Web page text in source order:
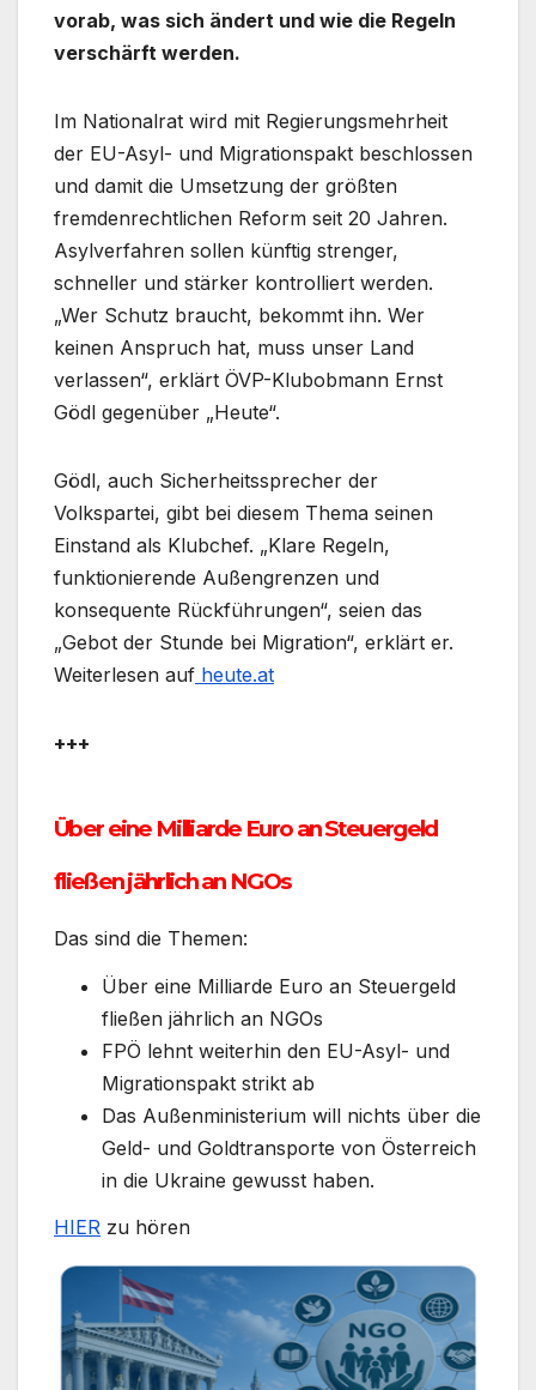
vorab, was sich ändert und wie die Regeln
verschärft werden.
Im Nationalrat wird mit Regierungsmehrheit
der EU-Asyl- und Migrationspakt beschlossen
und damit die Umsetzung der größten
fremdenrechtlichen Reform seit 20 Jahren.
Asylverfahren sollen künftig strenger,
schneller und stärker kontrolliert werden.
„Wer Schutz braucht, bekommt ihn. Wer
keinen Anspruch hat, muss unser Land
verlassen“, erklärt ÖVP-Klubobmann Ernst
Gödl gegenüber „Heute“.
Gödl, auch Sicherheitssprecher der
Volkspartei, gibt bei diesem Thema seinen
Einstand als Klubchef. „Klare Regeln,
funktionierende Außengrenzen und
konsequente Rückführungen“, seien das
„Gebot der Stunde bei Migration“, erklärt er.
Weiterlesen auf heute.at
+++
Über eine Milliarde Euro an Steuergeld
fließen jährlich an NGOs
Das sind die Themen:
Über eine Milliarde Euro an Steuergeld
fließen jährlich an NGOs
FPÖ lehnt weiterhin den EU-Asyl- und
Migrationspakt strikt ab
Das Außenministerium will nichts über die
Geld- und Goldtransporte von Österreich
in die Ukraine gewusst haben.
HIER zu hören